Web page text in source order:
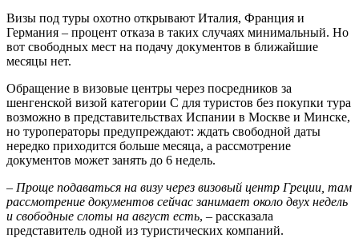
Визы под туры охотно открывают Италия, Франция и
Германия – процент отказа в таких случаях минимальный. Но
вот свободных мест на подачу документов в ближайшие
месяцы нет.
Обращение в визовые центры через посредников за
шенгенской визой категории С для туристов без покупки тура
возможно в представительствах Испании в Москве и Минске,
но туроператоры предупреждают: ждать свободной даты
нередко приходится больше месяца, а рассмотрение
документов может занять до 6 недель.
‒ Проще подаваться на визу через визовый центр Греции, там
рассмотрение документов сейчас занимает около двух недель
и свободные слоты на август есть, ‒ рассказала
представитель одной из туристических компаний.